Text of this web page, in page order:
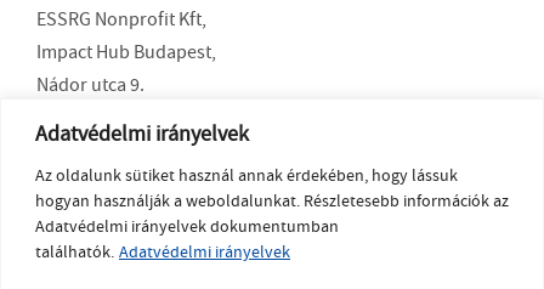
Adatvédelmi irányelvek
Az oldalunk sütiket használ annak érdekében, hogy lássuk
hogyan használják a weboldalunkat. Részletesebb információk az
Adatvédelmi irányelvek dokumentumban
találhatók. Adatvédelmi irányelvek
ESSRG Nonprofit Kft,
Impact Hub Budapest,
Nádor utca 9.
Budapest 1051
SOCIAL MEDIA
LinkedIn